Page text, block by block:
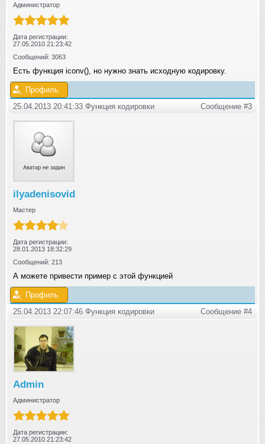
Администратор
Дата регистрации:
27.05.2010 21:23:42
Сообщений: 3063
Есть функция iconv(), но нужно знать исходную кодировку.
Профиль
25.04.2013 20:41:33 Функция кодировки
Сообщение #3
ilyadenisovid
Мастер
Дата регистрации:
28.01.2013 18:32:29
Сообщений: 213
А можете привести пример с этой функцией
Профиль
25.04.2013 22:07:46 Функция кодировки
Сообщение #4
Admin
Администратор
Дата регистрации:
27.05.2010 21:23:42